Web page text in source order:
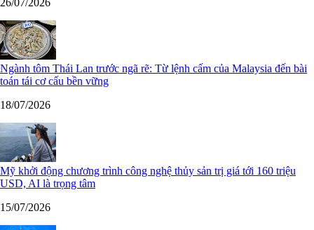
Ngành tôm Thái Lan trước ngã rẽ: Từ lệnh cấm của Malaysia đến bài
toán tái cơ cấu bền vững
18/07/2026
Mỹ khởi động chương trình công nghệ thủy sản trị giá tới 160 triệu
USD, AI là trọng tâm
15/07/2026